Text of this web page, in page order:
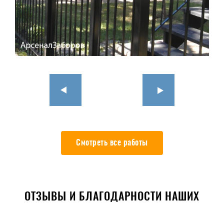
Смотреть все работы
ОТЗЫВЫ И БЛАГОДАРНОСТИ НАШИХ